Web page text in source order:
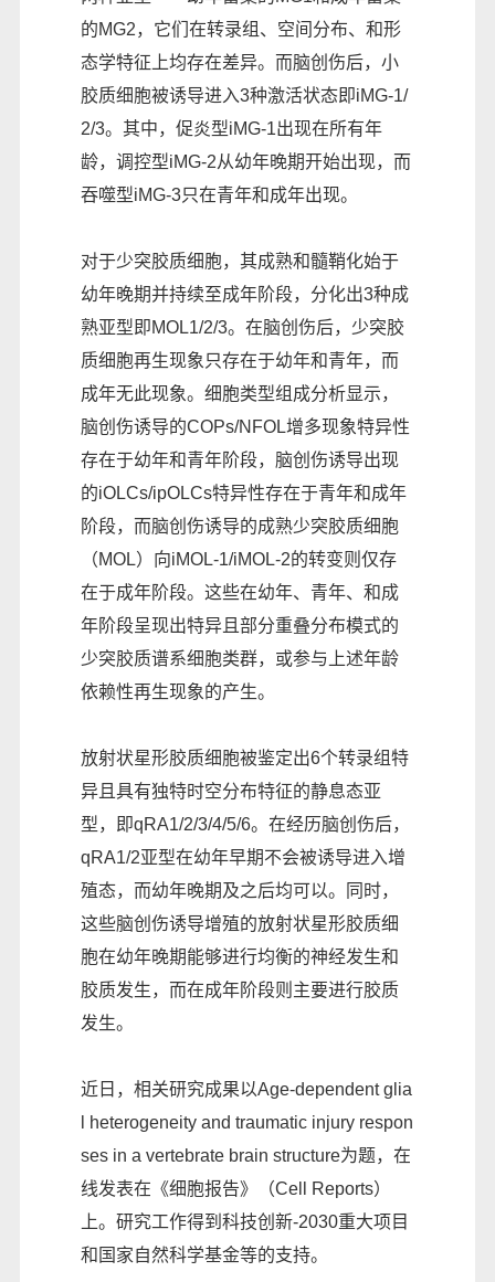
的MG2，它们在转录组、空间分布、和形
态学特征上均存在差异。而脑创伤后，小
胶质细胞被诱导进入3种激活状态即iMG-1/
2/3。其中，促炎型iMG-1出现在所有年
龄，调控型iMG-2从幼年晚期开始出现，而
吞噬型iMG-3只在青年和成年出现。
对于少突胶质细胞，其成熟和髓鞘化始于
幼年晚期并持续至成年阶段，分化出3种成
熟亚型即MOL1/2/3。在脑创伤后，少突胶
质细胞再生现象只存在于幼年和青年，而
成年无此现象。细胞类型组成分析显示，
脑创伤诱导的COPs/NFOL增多现象特异性
存在于幼年和青年阶段，脑创伤诱导出现
的iOLCs/ipOLCs特异性存在于青年和成年
阶段，而脑创伤诱导的成熟少突胶质细胞
（MOL）向iMOL-1/iMOL-2的转变则仅存
在于成年阶段。这些在幼年、青年、和成
年阶段呈现出特异且部分重叠分布模式的
少突胶质谱系细胞类群，或参与上述年龄
依赖性再生现象的产生。
放射状星形胶质细胞被鉴定出6个转录组特
异且具有独特时空分布特征的静息态亚
型，即qRA1/2/3/4/5/6。在经历脑创伤后，
qRA1/2亚型在幼年早期不会被诱导进入增
殖态，而幼年晚期及之后均可以。同时，
这些脑创伤诱导增殖的放射状星形胶质细
胞在幼年晚期能够进行均衡的神经发生和
胶质发生，而在成年阶段则主要进行胶质
发生。
近日，相关研究成果以Age-dependent glia
l heterogeneity and traumatic injury respon
ses in a vertebrate brain structure为题，在
线发表在《细胞报告》（Cell Reports）
上。研究工作得到科技创新-2030重大项目
和国家自然科学基金等的支持。